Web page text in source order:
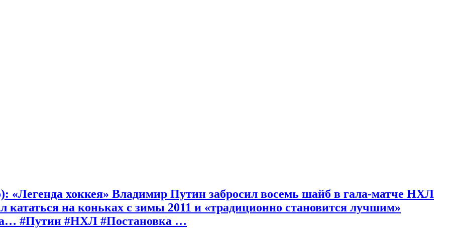
«Легенда хоккея» Владимир Путин забросил восемь шайб в гала-матче НХЛ
на коньках c зимы 2011 и «традиционно становится лучшим»
#Путин #НХЛ #Постановка …